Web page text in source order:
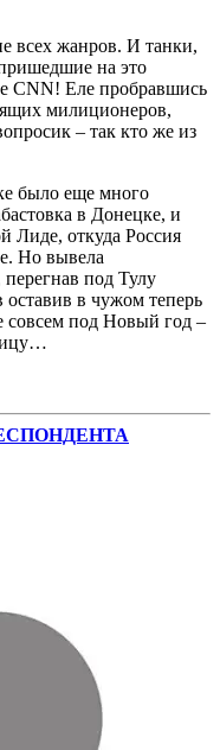
всех жанров. И танки,
на это
CNN! Еле пробравшись
милиционеров,
– так кто же из
было еще много
в Донецке, и
Лиде, откуда Россия
Но вывела
перегнав под Тулу
оставив в чужом теперь
совсем под Новый год –